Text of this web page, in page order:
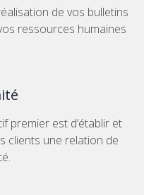
de vos bulletins
ressources humaines
premier est d’établir et
clients une relation de